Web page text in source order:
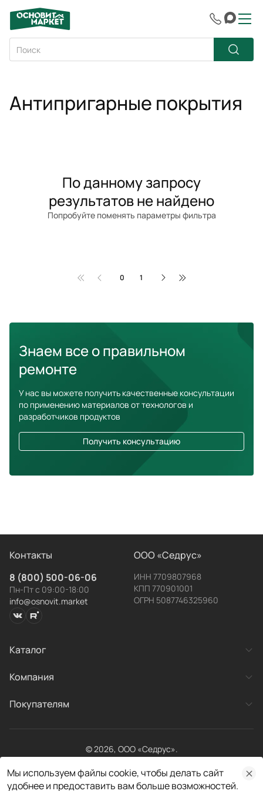
Антипригарные покрытия
По данному запросу
результатов не найдено
Попробуйте поменять параметры фильтра
0 1
Знаем все о правильном
ремонте
У нас вы можете получить качественные консультации
по применению материалов от технологов и
разработчиков продуктов
Получить консультацию
Получить консультацию
Наш менеджер свяжется с вами в течение рабочего
Хорошо
Контакты
8 (800) 500-06-06
Пн-Пт с 09:00-18:00
info@osnovit.market
ООО «Седрус»
ИНН 7709807968
КПП 770901001
ОГРН 5087746325960
Каталог
Категории товаров
Готовые системы
Компания
О компании
Новости
Покупателям
Личный кабинет
© 2026, ООО «Седрус».
Все права защищены
Договор публичной оферты
Политика конфиденциальности
Мы используем файлы cookie, чтобы делать сайт
удобнее и предоставить вам больше возможностей.